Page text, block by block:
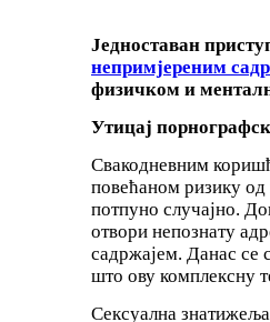
Једноставан
непримјереним
физичком и
Утицај
Свакодневним
повећаном ризику од
потпуно случајно.
отвори непознату
садржајем. Данас се
што ову комплексну
Сексуална